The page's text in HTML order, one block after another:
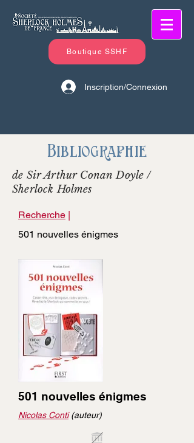
Boutique SSHF
Inscription/Connexion
Bibliographie
de Sir Arthur Conan Doyle /
Sherlock Holmes
Recherche |
501 nouvelles énigmes
501 nouvelles énigmes
Nicolas Conti(auteur)